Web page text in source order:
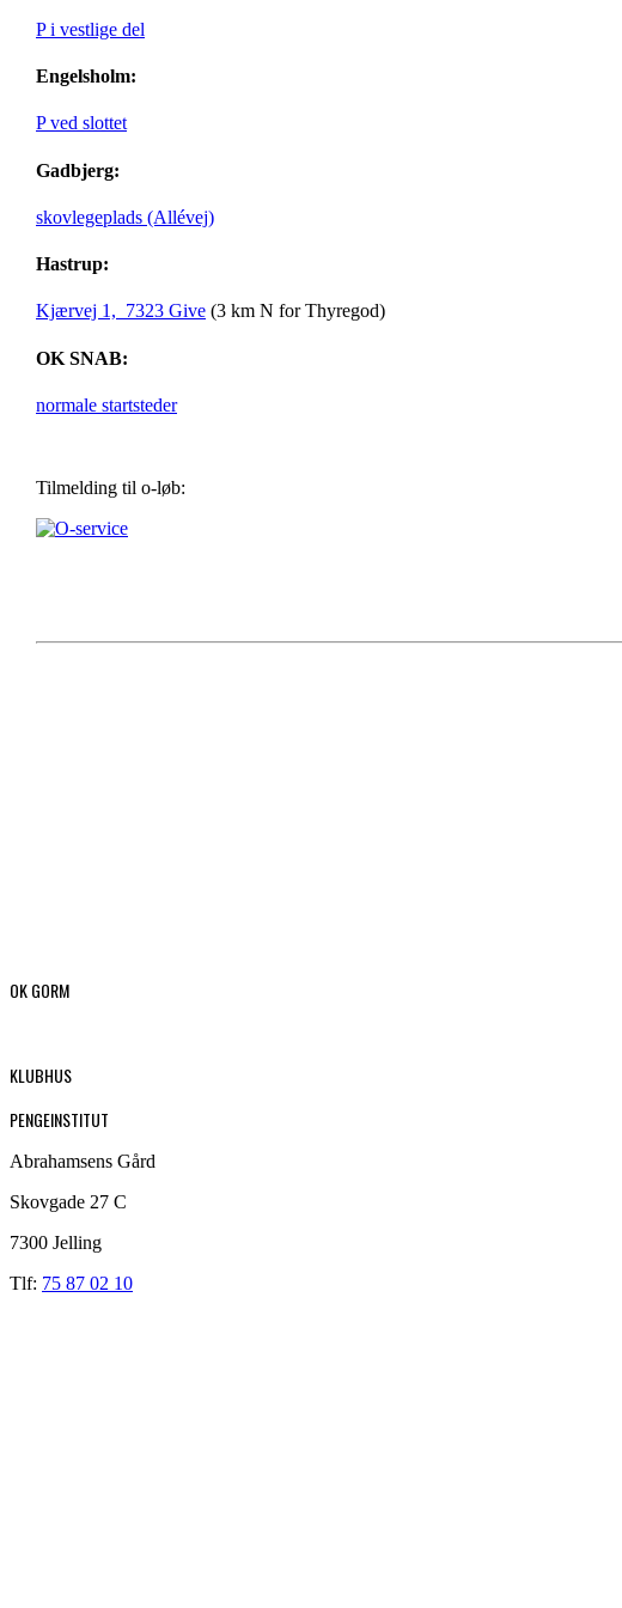
P i vestlige del
Engelsholm:
P ved slottet
Gadbjerg:
skovlegeplads (Allévej)
Hastrup:
Kjærvej 1, 7323 Give (3 km N for Thyregod)
OK SNAB:
normale startsteder
Tilmelding til o-løb:
OK GORM
KLUBHUS
PENGEINSTITUT
Abrahamsens Gård
Skovgade 27 C
7300 Jelling
Tlf: 75 87 02 10